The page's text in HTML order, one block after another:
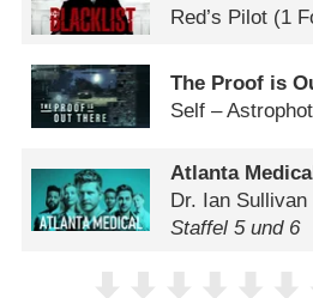
Red’s Pilot (1
The Proof is
Self –
Atlanta
Dr. Ian Sullivan
Staffel 5 und 6